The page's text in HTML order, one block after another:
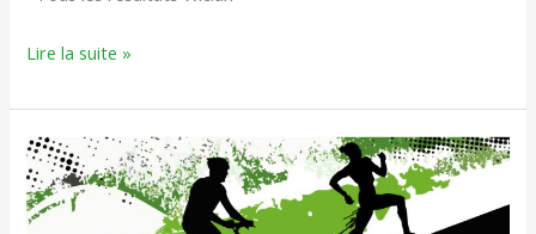
Lire la suite »
Cross
Triathlon
de